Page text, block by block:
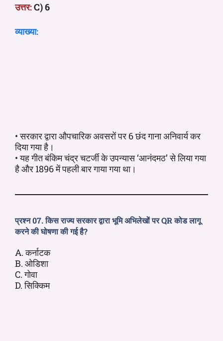
उत्तर:C) 6
व्याख्या:
• सरकार द्वारा औपचारिक अवसरों पर 6 छंद गाना अनिवार्य कर
दिया गया है।
• यह गीत बंकिम चंद्र चटर्जी के उपन्यास ‘आनंदमठ’ से लिया गया
है और 1896 में पहली बार गाया गया था।
प्रश्न 07. किस राज्य सरकार द्वारा भूमि अभिलेखों पर QR कोड लागू
करने की घोषणा की गई है?
A. कर्नाटक
B. ओडिशा
C. गोवा
D. सिक्किम